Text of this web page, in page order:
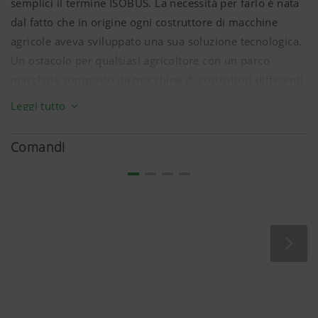
semplici il termine ISOBUS. La necessità per farlo è nata
dal fatto che in origine ogni costruttore di macchine
agricole aveva sviluppato una sua soluzione tecnologica.
Per ISOBUS s'intende la comunicazione universale
e software a norma: una vera agevolazione per il vostro
Leggi tutto
Comandi